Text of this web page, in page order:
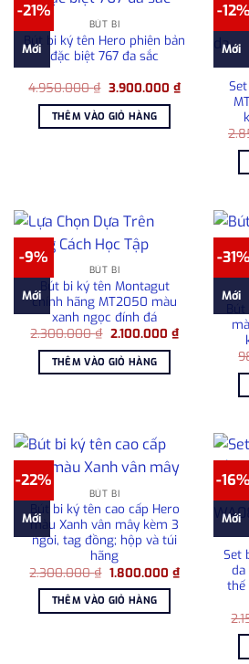
-21%
Mới
BÚT BI
Bút bi ký tên Hero phiên bản
đặc biệt 767 đa sắc
4.950.000₫ Giá
là:
4.950.000 ₫.
3.900.000 ₫Giá
hiện
3.900.000
THÊM VÀO GIỎ HÀNG
-12%
Mới
-9%
Mới
BÚT BI
Bút bi ký tên Montagut
chính hãng MT2050 màu
xanh ngọc đính đá
2.300.000₫ Giá
là:
2.300.000 ₫.
2.100.000 ₫Giá
hiện
2.100.000 ₫.
THÊM VÀO GIỎ HÀNG
-31%
Mới
-22%
Mới
BÚT BI
Bút bi ký tên cao cấp Hero
màu Xanh vân mây kèm 3
ngòi, tag đồng; hộp và túi
hãng
2.300.000₫ Giá
là:
2.300.000 ₫.
1.800.000 ₫Giá
hiện
1.800.000
THÊM VÀO GIỎ HÀNG
-16%
Mới
Set
da
thế